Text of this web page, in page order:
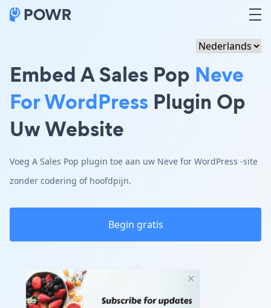
Embed A Sales Pop Neve
For WordPress Plugin Op
Uw Website
Voeg A Sales Pop plugin toe aan uw Neve for WordPress -site
zonder codering of hoofdpijn.
Begin gratis